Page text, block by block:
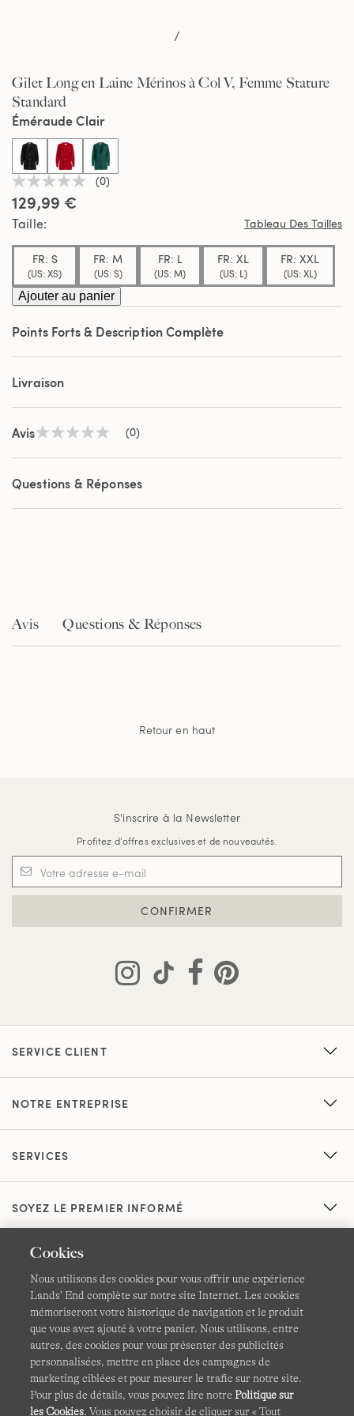
/
Gilet Long en Laine Mérinos à Col V, Femme Stature
Standard
Aucune
valeur
de
notation
sur
même
page.
(0)
129,99 €
Éméraude Clair
selected
Taille Tableau Des Tailles
FR: S
(US: XS)
FR: M
(US: S)
FR: L
(US: M)
FR: XL
(US: L)
FR: XXL
(US: XL)
Ajouter au panier
Points Forts & Description Complète
Livraison
AvisAucune
de
notation
Lien
la
(0)
Questions & Réponses
Avis Questions & Réponses
Retour en haut
S'inscrire à la Newsletter
Profitez d'offres exclusives et de nouveautés.
CONFIRMER
SERVICE CLIENT
NOTRE ENTREPRISE
SERVICES
SOYEZ LE PREMIER INFORMÉ
CGV Confidentialité et sécurité
Cookies -Gérer mes paramètres Carte du site
Lands' End à l'international
Cookies
Nous utilisons des cookies pour vous offrir une expérience
Lands’ End complète sur notre site Internet. Les cookies
mémoriseront votre historique de navigation et le produit
que vous avez ajouté à votre panier. Nous utilisons, entre
autres, des cookies pour vous présenter des publicités
personnalisées, mettre en place des campagnes de
marketing ciblées et pour mesurer le trafic sur notre site.
Pour plus de détails, vous pouvez lire notrePolitique sur
les Cookies. Vous pouvez choisir de cliquer sur « Tout